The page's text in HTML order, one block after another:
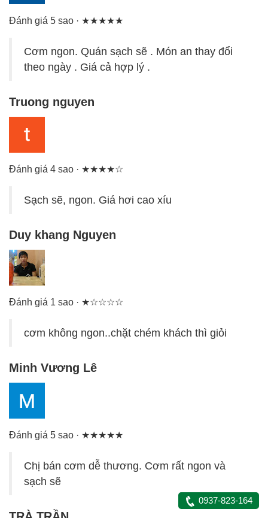
Đánh giá 5 sao · ★★★★★
Cơm ngon. Quán sạch sẽ . Món an thay đổi
theo ngày . Giá cả hợp lý .
Truong nguyen
Đánh giá 4 sao · ★★★★☆
Sạch sẽ, ngon. Giá hơi cao xíu
Duy khang Nguyen
Đánh giá 1 sao · ★☆☆☆☆
cơm không ngon..chặt chém khách thì giỏi
Minh Vương Lê
Đánh giá 5 sao · ★★★★★
Chị bán cơm dễ thương. Cơm rất ngon và
sạch sẽ
0937-823-164